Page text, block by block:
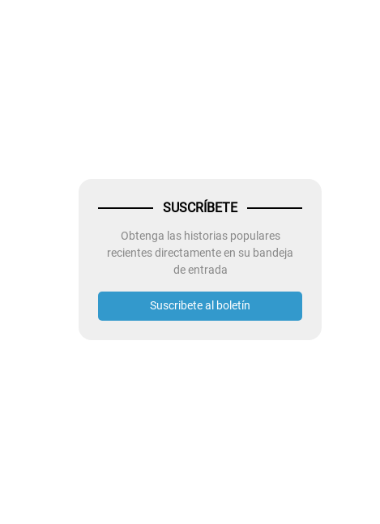
SUSCRÍBETE
Obtenga las historias populares
recientes directamente en su bandeja
de entrada
Suscribete al boletín